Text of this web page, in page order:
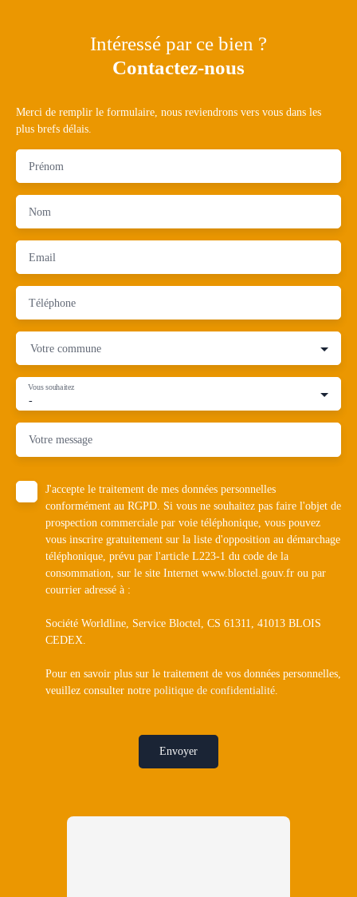
Intéressé par ce bien ?
Contactez-nous
Merci de remplir le formulaire, nous reviendrons vers vous dans les
plus brefs délais.
Prénom
Nom
Email
Téléphone
Votre commune
-
Vous souhaitez
Votre message
J'accepte le traitement de mes données personnelles
conformément au RGPD. Si vous ne souhaitez pas faire l'objet de
prospection commerciale par voie téléphonique, vous pouvez
vous inscrire gratuitement sur la liste d'opposition au démarchage
téléphonique, prévu par l'article L223-1 du code de la
consommation, sur le site Internet www.bloctel.gouv.fr ou par
courrier adressé à :
Société Worldline, Service Bloctel, CS 61311, 41013 BLOIS
CEDEX.
Pour en savoir plus sur le traitement de vos données personnelles,
veuillez consulter notre politique de confidentialité
Envoyer